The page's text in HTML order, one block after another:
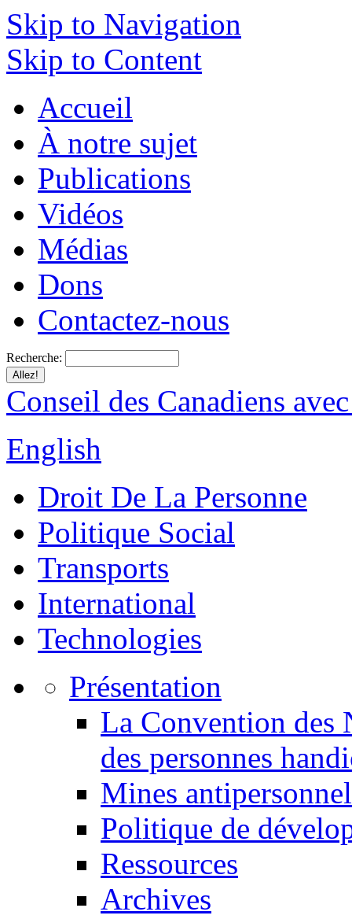
Skip to Navigation
Skip to Content
Accueil
À notre sujet
Publications
Vidéos
Médias
Dons
Contactez-nous
Recherche:
Conseil des Canadiens
English
Droit De La Personne
Politique Social
Transports
International
Technologies
Présentation
La Convention des
des personnes
Mines antipersonnel
Politique de
Ressources
Archives